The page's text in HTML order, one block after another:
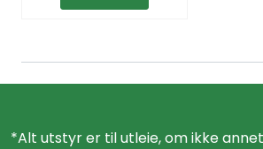
*Alt utstyr er til utleie, om ikke